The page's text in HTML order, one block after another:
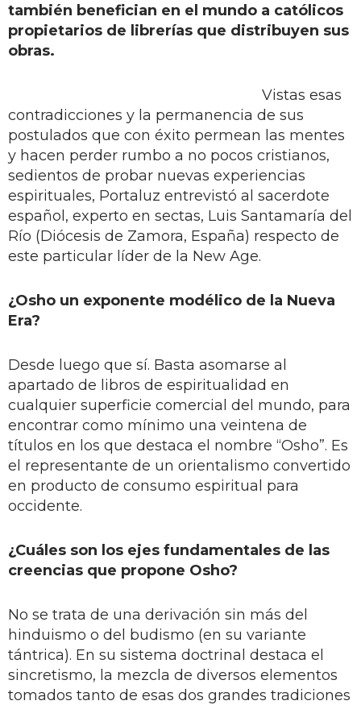
también benefician en el mundo a católicos
propietarios de librerías que distribuyen sus
obras.
Vistas esas
contradicciones y la permanencia de sus
postulados que con éxito permean las mentes
y hacen perder rumbo a no pocos cristianos,
sedientos de probar nuevas experiencias
espirituales, Portaluz entrevistó al sacerdote
español, experto en sectas, Luis Santamaría del
Río (Diócesis de Zamora, España) respecto de
este particular líder de la New Age.
¿Osho un exponente modélico de la Nueva
Era?
Desde luego que sí. Basta asomarse al
apartado de libros de espiritualidad en
cualquier superficie comercial del mundo, para
encontrar como mínimo una veintena de
títulos en los que destaca el nombre “Osho”. Es
el representante de un orientalismo convertido
en producto de consumo espiritual para
occidente.
¿Cuáles son los ejes fundamentales de las
creencias que propone Osho?
No se trata de una derivación sin más del
hinduismo o del budismo (en su variante
tántrica). En su sistema doctrinal destaca el
sincretismo, la mezcla de diversos elementos
tomados tanto de esas dos grandes tradiciones